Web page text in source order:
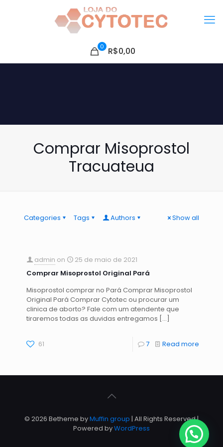
0 R$0,00
Comprar Misoprostol
Tracuateua
Categories Tags Authors Show all
admin on
25 de maio de 2021
Comprar Misoprostol Original Pará
Misoprostol comprar no Pará Comprar Misoprostol
Original Pará Comprar Cytotec ou procurar um
clinica de aborto? Fale com um atendente que
tiraremos todas as duvidas entregamos […]
61 7 Read more
© 2026 Betheme byMuffin group | All Rights Reserved |
Powered byWordPress